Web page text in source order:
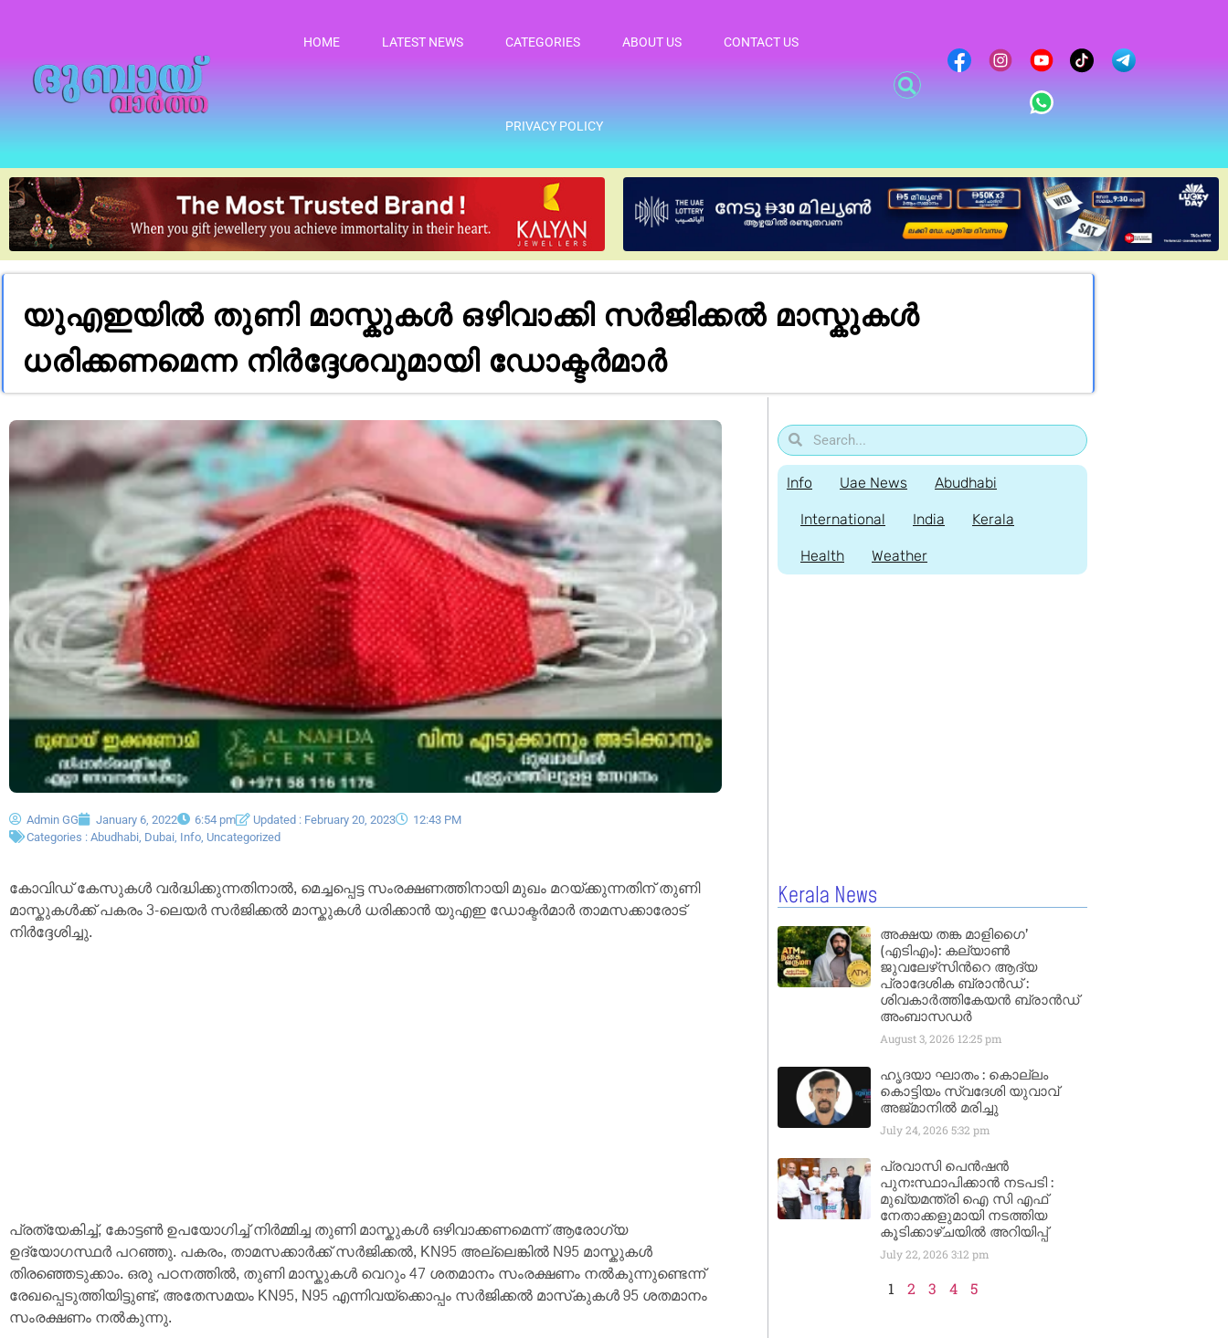
HOME LATEST NEWS CATEGORIES ABOUT US CONTACT US
PRIVACY POLICY
യുഎഇയിൽ തുണി മാസ്കുകൾ ഒഴിവാക്കി സർജിക്കൽ മാസ്കുകൾ
ധരിക്കണമെന്ന നിർദ്ദേശവുമായി ഡോക്ടർമാർ
Admin GG January 6, 2022 6:54 pm Updated : February 20, 2023
12:43 PM
Categories : Abudhabi Dubai Info Uncategorized
കോവിഡ് കേസുകൾ വർദ്ധിക്കുന്നതിനാൽ, മെച്ചപ്പെട്ട സംരക്ഷണത്തിനായി മുഖം മറയ്ക്കുന്നതിന് തുണി
മാസ്കുകൾക്ക് പകരം 3-ലെയർ സർജിക്കൽ മാസ്കുകൾ ധരിക്കാൻ യുഎഇ ഡോക്ടർമാർ താമസക്കാരോട്
നിർദ്ദേശിച്ചു.
പ്രത്യേകിച്ച്, കോട്ടൺ ഉപയോഗിച്ച് നിർമ്മിച്ച തുണി മാസ്കുകൾ ഒഴിവാക്കണമെന്ന് ആരോഗ്യ
ഉദ്യോഗസ്ഥർ പറഞ്ഞു. പകരം, താമസക്കാർക്ക് സർജിക്കൽ, KN95 അല്ലെങ്കിൽ N95 മാസ്കുകൾ
തിരഞ്ഞെടുക്കാം. ഒരു പഠനത്തിൽ, തുണി മാസ്കുകൾ വെറും 47 ശതമാനം സംരക്ഷണം നൽകുന്നുണ്ടെന്ന്
രേഖപ്പെടുത്തിയിട്ടുണ്ട്, അതേസമയം KN95, N95 എന്നിവയ്‌ക്കൊപ്പം സർജിക്കൽ മാസ്‌കുകൾ 95 ശതമാനം
സംരക്ഷണം നൽകുന്നു.
Info Uae News Abudhabi
International India Kerala
Health Weather
Kerala News
അക്ഷയ തങ്ക മാളിഗൈ’
(എടിഎം): കല്യാണ്‍
ജുവലേഴ്‌സിന്‍റെ ആദ്യ
പ്രാദേശിക ബ്രാന്‍ഡ് :
ശിവകാര്‍ത്തികേയന്‍ ബ്രാന്‍ഡ്
അംബാസഡര്‍
August 3, 2026 12:25 pm
ഹൃദയാ ഘാതം : കൊല്ലം
കൊട്ടിയം സ്വദേശി യുവാവ്
അജ്മാനിൽ മരിച്ചു
July 24, 2026 5:32 pm
പ്രവാസി പെൻഷൻ
പുനഃസ്ഥാപിക്കാൻ നടപടി :
മുഖ്യമന്ത്രി ഐ സി എഫ്
നേതാക്കളുമായി നടത്തിയ
കൂടിക്കാഴ്ചയിൽ അറിയിപ്പ്
July 22, 2026 3:12 pm
1 2 3 4 5